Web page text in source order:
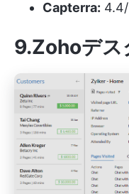
Capterra:
9.Zohoデス